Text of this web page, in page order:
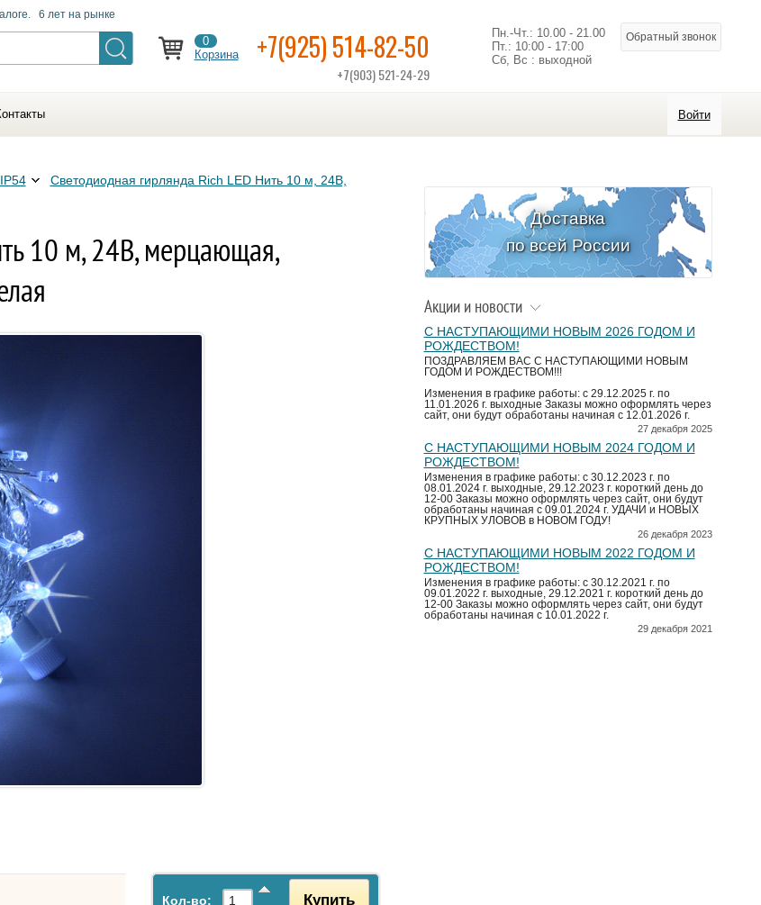
6 лет на рынке
0
Корзина
+7(925) 514-82-50
+7(903) 521-24-29
Пн.-Чт.: 10.00 - 21.00
Пт.: 10:00 - 17:00
Сб, Вс : выходной
Обратный звонок
Войти
Светодиодная гирлянда Rich LED Нить 10 м, 24В,
10 м, 24В, мерцающая,
Кол-во: Купить
Доставка
по всей России
Акции и новости
С НАСТУПАЮЩИМИ НОВЫМ 2026 ГОДОМ И
РОЖДЕСТВОМ!
ПОЗДРАВЛЯЕМ ВАС С НАСТУПАЮЩИМИ НОВЫМ
ГОДОМ И РОЖДЕСТВОМ!!!
Изменения в графике работы: с 29.12.2025 г. по
11.01.2026 г. выходные Заказы можно оформлять через
сайт, они будут обработаны начиная с 12.01.2026 г.
27 декабря 2025
С НАСТУПАЮЩИМИ НОВЫМ 2024 ГОДОМ И
РОЖДЕСТВОМ!
Изменения в графике работы: с 30.12.2023 г. по
08.01.2024 г. выходные, 29.12.2023 г. короткий день до
12-00 Заказы можно оформлять через сайт, они будут
обработаны начиная с 09.01.2024 г. УДАЧИ и НОВЫХ
КРУПНЫХ УЛОВОВ в НОВОМ ГОДУ!
26 декабря 2023
С НАСТУПАЮЩИМИ НОВЫМ 2022 ГОДОМ И
РОЖДЕСТВОМ!
Изменения в графике работы: с 30.12.2021 г. по
09.01.2022 г. выходные, 29.12.2021 г. короткий день до
12-00 Заказы можно оформлять через сайт, они будут
обработаны начиная с 10.01.2022 г.
29 декабря 2021